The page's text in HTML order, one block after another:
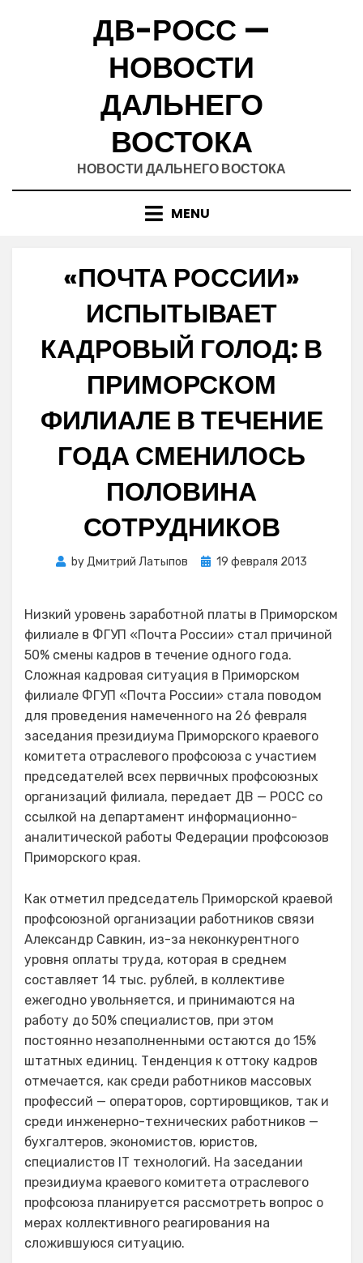
ДВ-РОСС —
НОВОСТИ
ДАЛЬНЕГО
ВОСТОКА
НОВОСТИ ДАЛЬНЕГО ВОСТОКА
MENU
«ПОЧТА РОССИИ»
ИСПЫТЫВАЕТ
КАДРОВЫЙ ГОЛОД: В
ПРИМОРСКОМ
ФИЛИАЛЕ В ТЕЧЕНИЕ
ГОДА СМЕНИЛОСЬ
ПОЛОВИНА
СОТРУДНИКОВ
byДмитрий Латыпов
Posted
19 февраля 2013
Низкий уровень заработной платы в Приморском
филиале в ФГУП «Почта России» стал причиной
50% смены кадров в течение одного года.
Сложная кадровая ситуация в Приморском
филиале ФГУП «Почта России» стала поводом
для проведения намеченного на 26 февраля
заседания президиума Приморского краевого
комитета отраслевого профсоюза с участием
председателей всех первичных профсоюзных
организаций филиала, передает ДВ — РОСС со
ссылкой на департамент информационно-
аналитической работы Федерации профсоюзов
Приморского края.
Как отметил председатель Приморской краевой
профсоюзной организации работников связи
Александр Савкин, из-за неконкурентного
уровня оплаты труда, которая в среднем
составляет 14 тыс. рублей, в коллективе
ежегодно увольняется, и принимаются на
работу до 50% специалистов, при этом
постоянно незаполненными остаются до 15%
штатных единиц. Тенденция к оттоку кадров
отмечается, как среди работников массовых
профессий — операторов, сортировщиков, так и
среди инженерно-технических работников —
бухгалтеров, экономистов, юристов,
специалистов IT технологий. На заседании
президиума краевого комитета отраслевого
профсоюза планируется рассмотреть вопрос о
мерах коллективного реагирования на
сложившуюся ситуацию.